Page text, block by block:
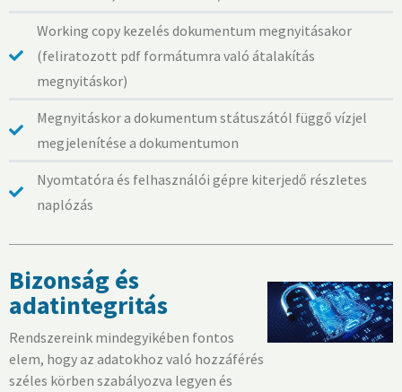
Working copy kezelés dokumentum megnyitásakor
(feliratozott pdf formátumra való átalakítás
megnyitáskor)
Megnyitáskor a dokumentum státuszától függő vízjel
megjelenítése a dokumentumon
Nyomtatóra és felhasználói gépre kiterjedő részletes
naplózás
Bizonság és
adatintegritás
Rendszereink mindegyikében fontos
elem, hogy az adatokhoz való hozzáférés
széles körben szabályozva legyen és